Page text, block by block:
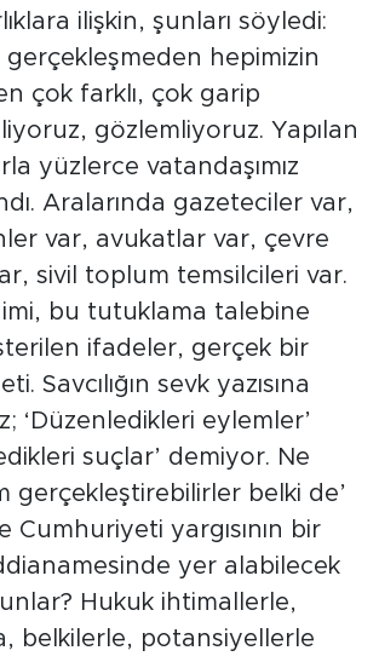
ilişkin, şunları söyledi:
gerçekleşmeden hepimizin
çok farklı, çok garip
gözlemliyoruz. Yapılan
yüzlerce vatandaşımız
Aralarında gazeteciler var,
var, avukatlar var, çevre
sivil toplum temsilcileri var.
bu tutuklama talebine
ifadeler, gerçek bir
Savcılığın sevk yazısına
‘Düzenledikleri eylemler’
suçlar’ demiyor. Ne
gerçekleştirebilirler belki de’
Cumhuriyeti yargısının bir
iddianamesinde yer alabilecek
Hukuk ihtimallerle,
belkilerle, potansiyellerle